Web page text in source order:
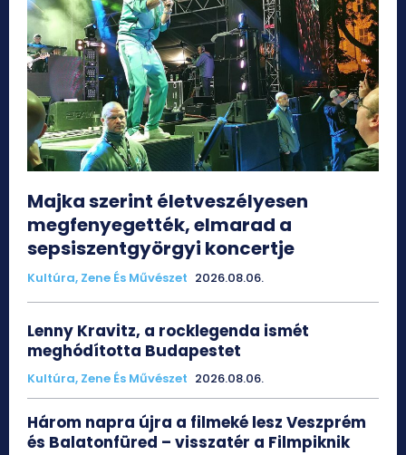
Majka szerint életveszélyesen
megfenyegették, elmarad a
sepsiszentgyörgyi koncertje
Kultúra, Zene És Művészet 2026.08.06.
Lenny Kravitz, a rocklegenda ismét
meghódította Budapestet
Kultúra, Zene És Művészet 2026.08.06.
Három napra újra a filmeké lesz Veszprém
és Balatonfüred – visszatér a Filmpiknik